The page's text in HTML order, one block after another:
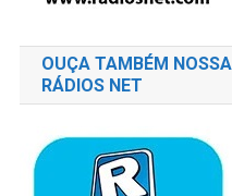
OUÇA TAMBÉM
RÁDIOS NET